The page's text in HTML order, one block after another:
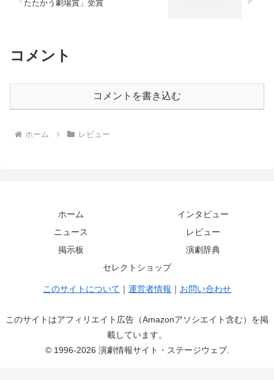
「たたかう劇場賞」受賞
コメント
コメントを書き込む
ホーム レビュー
ホーム
インタビュー
ニュース
レビュー
掲示板
演劇辞典
セレクトショップ
このサイトについて ｜ 運営者情報 ｜ お問い合わせ
このサイトはアフィリエイト広告（Amazonアソシエイト含む）を掲
載しています。
© 1996-2026 演劇情報サイト・ステージウェブ.